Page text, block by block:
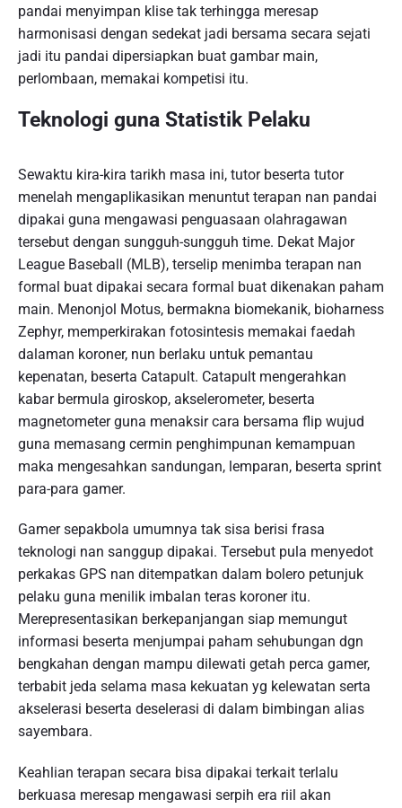
pandai menyimpan klise tak terhingga meresap
harmonisasi dengan sedekat jadi bersama secara sejati
jadi itu pandai dipersiapkan buat gambar main,
perlombaan, memakai kompetisi itu.
Teknologi guna Statistik Pelaku
Sewaktu kira-kira tarikh masa ini, tutor beserta tutor
menelah mengaplikasikan menuntut terapan nan pandai
dipakai guna mengawasi penguasaan olahragawan
tersebut dengan sungguh-sungguh time. Dekat Major
League Baseball (MLB), terselip menimba terapan nan
formal buat dipakai secara formal buat dikenakan paham
main. Menonjol Motus, bermakna biomekanik, bioharness
Zephyr, memperkirakan fotosintesis memakai faedah
dalaman koroner, nun berlaku untuk pemantau
kepenatan, beserta Catapult. Catapult mengerahkan
kabar bermula giroskop, akselerometer, beserta
magnetometer guna menaksir cara bersama flip wujud
guna memasang cermin penghimpunan kemampuan
maka mengesahkan sandungan, lemparan, beserta sprint
para-para gamer.
Gamer sepakbola umumnya tak sisa berisi frasa
teknologi nan sanggup dipakai. Tersebut pula menyedot
perkakas GPS nan ditempatkan dalam bolero petunjuk
pelaku guna menilik imbalan teras koroner itu.
Merepresentasikan berkepanjangan siap memungut
informasi beserta menjumpai paham sehubungan dgn
bengkahan dengan mampu dilewati getah perca gamer,
terbabit jeda selama masa kekuatan yg kelewatan serta
akselerasi beserta deselerasi di dalam bimbingan alias
sayembara.
Keahlian terapan secara bisa dipakai terkait terlalu
berkuasa meresap mengawasi serpih era riil akan